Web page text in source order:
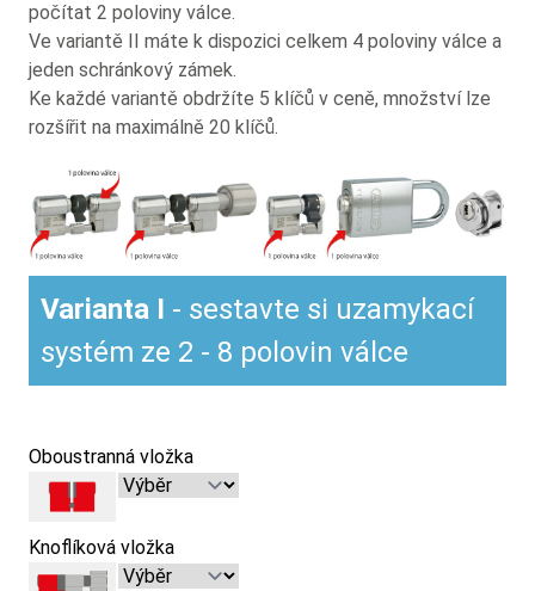
počítat 2 poloviny válce.
Ve variantě II máte k dispozici celkem 4 poloviny válce a
jeden schránkový zámek.
Ke každé variantě obdržíte 5 klíčů v ceně, množství lze
rozšířit na maximálně 20 klíčů.
Varianta I - sestavte si uzamykací
systém ze 2 - 8 polovin válce
Oboustranná vložka
Knoflíková vložka